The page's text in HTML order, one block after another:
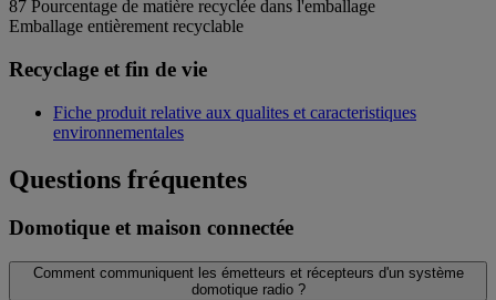
87 Pourcentage de matière recyclée dans l'emballage
Emballage entièrement recyclable
Recyclage et fin de vie
Fiche produit relative aux qualites et caracteristiques
environnementales
Questions fréquentes
Domotique et maison connectée
Comment communiquent les émetteurs et récepteurs d'un système
domotique radio ?